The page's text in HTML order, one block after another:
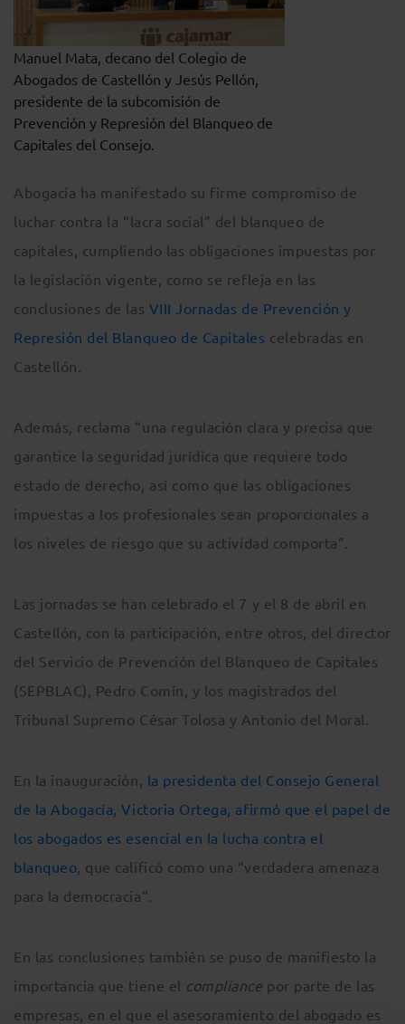
Manuel Mata, decano del Colegio de
Abogados de Castellón y Jesús Pellón,
presidente de la subcomisión de
Prevención y Represión del Blanqueo de
Capitales del Consejo.
Abogacía ha manifestado su firme compromiso de
luchar contra la “lacra social” del blanqueo de
capitales, cumpliendo las obligaciones impuestas por
la legislación vigente, como se refleja en las
conclusiones de las VIII Jornadas de Prevención y
Represión del Blanqueo de Capitales celebradas en
Castellón.
Además, reclama “una regulación clara y precisa que
garantice la seguridad jurídica que requiere todo
estado de derecho, así como que las obligaciones
impuestas a los profesionales sean proporcionales a
los niveles de riesgo que su actividad comporta”.
Las jornadas se han celebrado el 7 y el 8 de abril en
Castellón, con la participación, entre otros, del director
del Servicio de Prevención del Blanqueo de Capitales
(SEPBLAC), Pedro Comín, y los magistrados del
Tribunal Supremo César Tolosa y Antonio del Moral.
En la inauguración, la presidenta del Consejo General
de la Abogacía, Victoria Ortega, afirmó que el papel de
los abogados es esencial en la lucha contra el
blanqueo, que calificó como una “verdadera amenaza
para la democracia”.
En las conclusiones también se puso de manifiesto la
importancia que tiene el compliance por parte de las
empresas, en el que el asesoramiento del abogado es